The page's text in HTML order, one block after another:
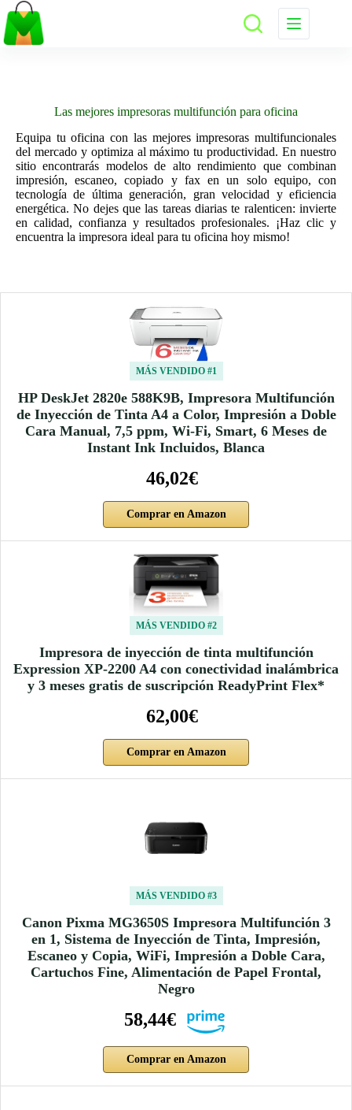
Saltar
al
contenido
Las mejores impresoras multifunción para oficina
Equipa tu oficina con las mejores impresoras multifuncionales
del mercado y optimiza al máximo tu productividad. En nuestro
sitio encontrarás modelos de alto rendimiento que combinan
impresión, escaneo, copiado y fax en un solo equipo, con
tecnología de última generación, gran velocidad y eficiencia
energética. No dejes que las tareas diarias te ralenticen: invierte
en calidad, confianza y resultados profesionales. ¡Haz clic y
encuentra la impresora ideal para tu oficina hoy mismo!
MÁS VENDIDO #1
HP DeskJet 2820e 588K9B, Impresora Multifunción
de Inyección de Tinta A4 a Color, Impresión a Doble
Cara Manual, 7,5 ppm, Wi-Fi, Smart, 6 Meses de
Instant Ink Incluidos, Blanca
46,02€
Comprar en Amazon
MÁS VENDIDO #2
Impresora de inyección de tinta multifunción
Expression XP-2200 A4 con conectividad inalámbrica
y 3 meses gratis de suscripción ReadyPrint Flex*
62,00€
Comprar en Amazon
MÁS VENDIDO #3
Canon Pixma MG3650S Impresora Multifunción 3
en 1, Sistema de Inyección de Tinta, Impresión,
Escaneo y Copia, WiFi, Impresión a Doble Cara,
Cartuchos Fine, Alimentación de Papel Frontal,
Negro
58,44€
Comprar en Amazon